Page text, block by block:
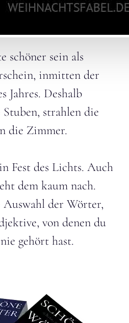
schöner sein als
inmitten der
Jahres. Deshalb
strahlen die
die Zimmer.
Fest des Lichts. Auch
dem kaum nach.
Auswahl der Wörter,
von denen du
gehört hast.